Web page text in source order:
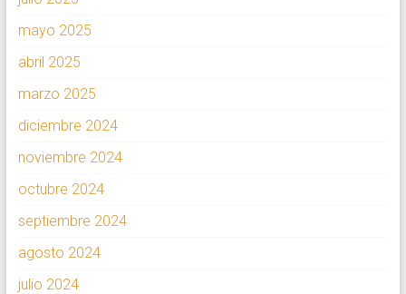
mayo 2025
abril 2025
marzo 2025
diciembre 2024
noviembre 2024
octubre 2024
septiembre 2024
agosto 2024
julio 2024